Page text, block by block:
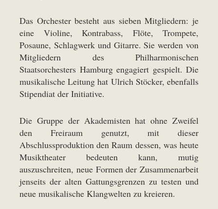
Das Orchester besteht aus sieben Mitgliedern: je
eine Violine, Kontrabass, Flöte, Trompete,
Posaune, Schlagwerk und Gitarre. Sie werden von
Mitgliedern des Philharmonischen
Staatsorchesters Hamburg engagiert gespielt. Die
musikalische Leitung hat Ulrich Stöcker, ebenfalls
Stipendiat der Initiative.
Die Gruppe der Akademisten hat ohne Zweifel
den Freiraum genutzt, mit dieser
Abschlussproduktion den Raum dessen, was heute
Musiktheater bedeuten kann, mutig
auszuschreiten, neue Formen der Zusammenarbeit
jenseits der alten Gattungsgrenzen zu testen und
neue musikalische Klangwelten zu kreieren.